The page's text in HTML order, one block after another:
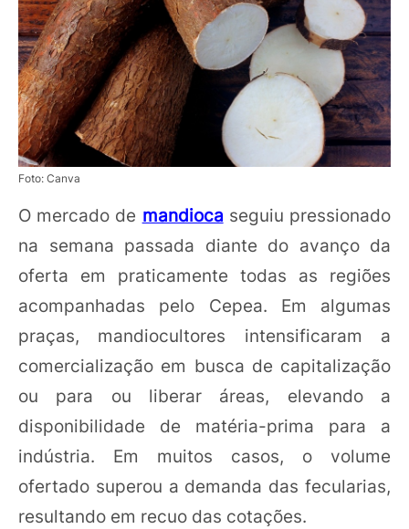
Foto: Canva
O mercado de mandioca seguiu pressionado
na semana passada diante do avanço da
oferta em praticamente todas as regiões
acompanhadas pelo Cepea. Em algumas
praças, mandiocultores intensificaram a
comercialização em busca de capitalização
ou para ou liberar áreas, elevando a
disponibilidade de matéria-prima para a
indústria. Em muitos casos, o volume
ofertado superou a demanda das fecularias,
resultando em recuo das cotações.